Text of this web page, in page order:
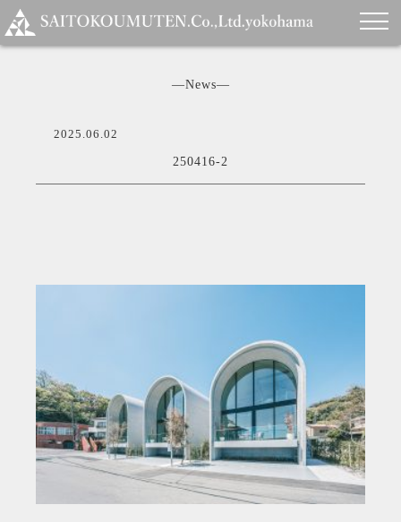
―News―
2025.06.02
250416-2